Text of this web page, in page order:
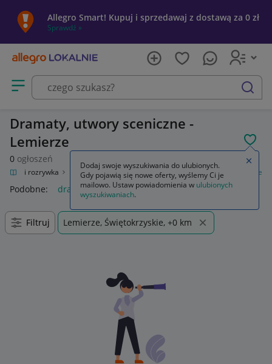
Allegro Smart! Kupuj i sprzedawaj z dostawą za 0 zł
Sprawdź »
Otwórz menu z kategoriami
szukaj
Dramaty, utwory sceniczne -
Lemierze
0 ogłoszeń
i rozrywka Książki Literatura piękna Dramaty, utwory sceniczne
Podobne: dramaty utwory sceniczne
Filtruj Lemierze, Świętokrzyskie, +0 km
Dodaj swoje wyszukiwania do ulubionych.
Gdy pojawią się nowe oferty, wyślemy Ci je
mailowo. Ustaw powiadomienia w ulubionych
wyszukiwaniach.